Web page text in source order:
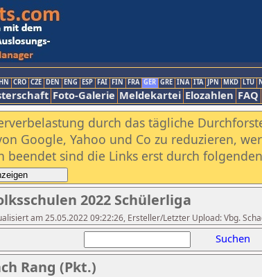
CRO CZE DEN ENG ESP FAI FIN FRA GER GRE INA ITA JPN MKD LTU
Foto-Galerie Meldekartei Elozahlen FAQ
durch das tägliche
Google, Yahoo und Co zu reduzieren,
beendet sind die Links erst durch
2022 Schülerliga
am 25.05.2022 09:22:26, Ersteller/Letzter Upload: Vbg.
Suchen
Rang (Pkt.)